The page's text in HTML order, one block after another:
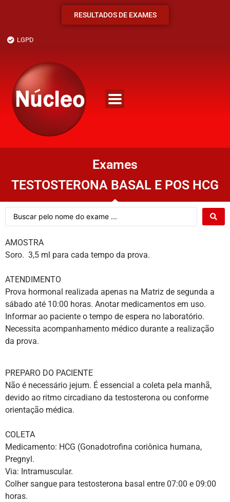
RESULTADOS DE EXAMES
LGPD
Exames
TESTOSTERONA BASAL E POS HCG
AMOSTRA
Soro. 3,5 ml para cada tempo da prova.
ATENDIMENTO
Prova hormonal realizada apenas na Matriz de segunda a
sábado até 10:00 horas. Anotar medicamentos em uso.
Informar ao paciente o tempo de espera no laboratório.
Necessita acompanhamento médico durante a realização
da prova.
PREPARO DO PACIENTE
Não é necessário jejum. É essencial a coleta pela manhã,
devido ao ritmo circadiano da testosterona ou conforme
orientação médica.
COLETA
Medicamento: HCG (Gonadotrofina coriônica humana,
Pregnyl.
Via: Intramuscular.
Colher sangue para testosterona basal entre 07:00 e 09:00
horas.